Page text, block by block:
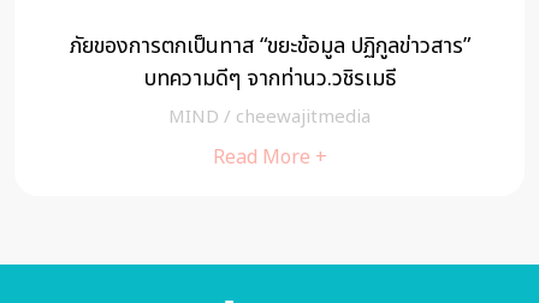
ภัยของการตกเป็นทาส “ขยะข้อมูล ปฏิกูลข่าวสาร”
บทความดีๆ จากท่านว.วชิรเมธี
MIND / cheewajitmedia
Read More +